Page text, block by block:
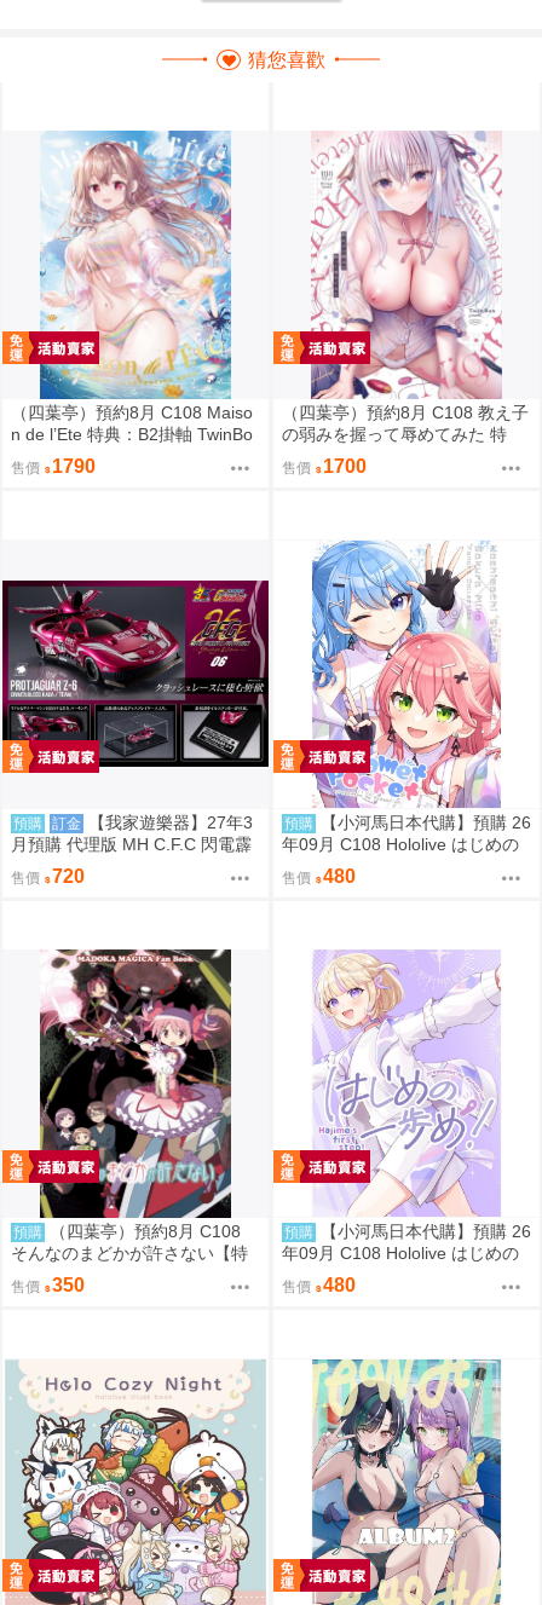
猜您喜歡
（四葉亭）預約8月 C108 Maiso
n de l’Ete 特典：B2掛軸 TwinBo
售價 1790
（四葉亭）預約8月 C108 教え子
の弱みを握って辱めてみた 特
典：B2掛軸 TwinBox
售價 1700
預購 訂金
【我家遊樂器】27年3
月預購 代理版 MH C.F.C 閃電霹
靂車 新世紀GPX 原始美洲豹Z-6
售價 720
預購
【小河馬日本代購】預購 26
年09月 C108 Hololive はじめの
一歩め! 繪師:阿古わざき
售價 480
預購
（四葉亭）預約8月 C108
そんなのまどかが許さない【特
典付】 ゲッチュんち
售價 350
預購
【小河馬日本代購】預購 26
年09月 C108 Hololive はじめの
一歩め! 繪師:阿古わざき
售價 480